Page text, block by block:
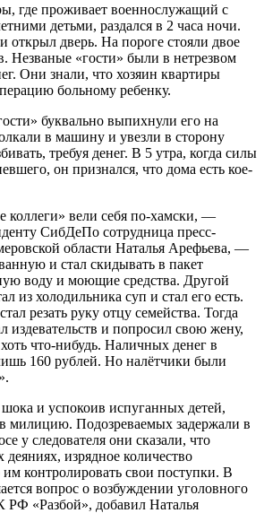
где проживает военнослужащий с
детьми, раздался в 2 часа ночи.
открыл дверь. На пороге стояли двое
Незваные «гости» были в нетрезвом
Они знали, что хозяин квартиры
больному ребенку.
буквально выпихнули его на
в машину и увезли в сторону
требуя денег. В 5 утра, когда силы
он признался, что дома есть кое-
коллеги» вели себя по-хамски, —
СибДеПо сотрудница пресс-
области Наталья Арефьева, —
и стал скидывать в пакет
воду и моющие средства. Другой
из холодильника суп и стал его есть.
резать руку отцу семейства. Тогда
и попросил свою жену,
что-нибудь. Наличных денег в
160 рублей. Но налётчики были
и успокоив испуганных детей,
милицию. Подозреваемых задержали в
у следователя они сказали, что
деяниях, изрядное количество
контролировать свои поступки. В
вопрос о возбуждении уголовного
РФ «Разбой», добавил Наталья